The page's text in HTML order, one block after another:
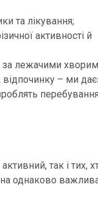
та лікування;
активності й
за лежачими
відпочинку – ми
так і тих,
однаково